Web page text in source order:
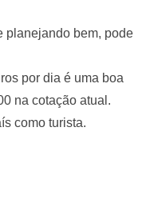
planejando bem, pode
por dia é uma boa
na cotação atual.
como turista.